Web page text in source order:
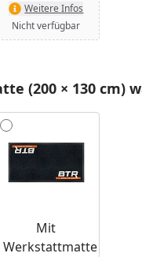
Weitere Infos
Nicht verfügbar
(200 × 130 cm)
Mit
Werkstattmatte